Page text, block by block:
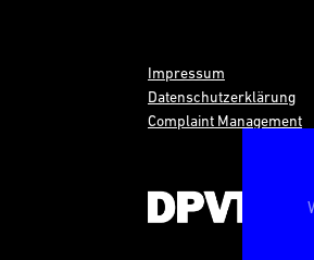
Impressum
Datenschutzerklärung
Complaint Management